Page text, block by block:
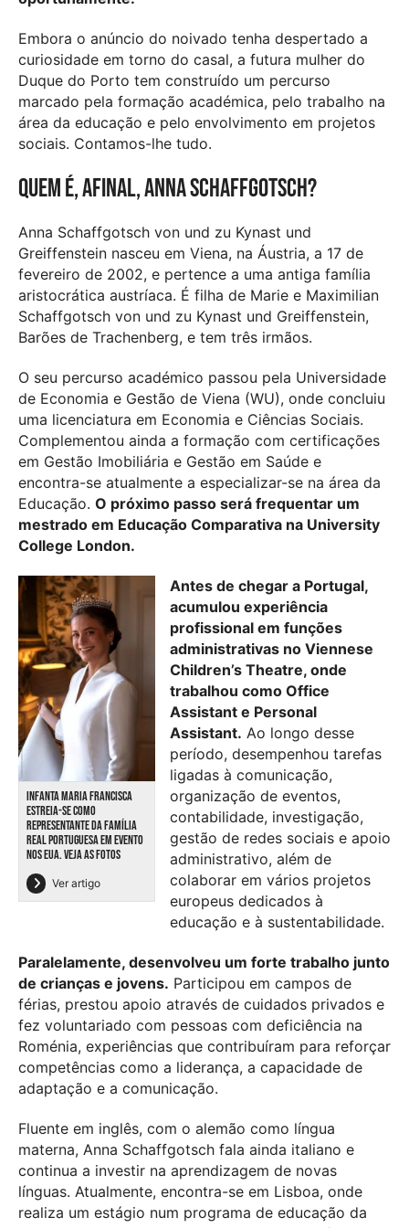
Embora o anúncio do noivado tenha despertado a
curiosidade em torno do casal, a futura mulher do
Duque do Porto tem construído um percurso
marcado pela formação académica, pelo trabalho na
área da educação e pelo envolvimento em projetos
sociais. Contamos-lhe tudo.
Quem é, afinal, Anna Schaffgotsch?
Anna Schaffgotsch von und zu Kynast und
Greiffenstein nasceu em Viena, na Áustria, a 17 de
fevereiro de 2002, e pertence a uma antiga família
aristocrática austríaca. É filha de Marie e Maximilian
Schaffgotsch von und zu Kynast und Greiffenstein,
Barões de Trachenberg, e tem três irmãos.
O seu percurso académico passou pela Universidade
de Economia e Gestão de Viena (WU), onde concluiu
uma licenciatura em Economia e Ciências Sociais.
Complementou ainda a formação com certificações
em Gestão Imobiliária e Gestão em Saúde e
encontra-se atualmente a especializar-se na área da
Educação. O próximo passo será frequentar um
mestrado em Educação Comparativa na University
College London.
INFANTA MARIA FRANCISCA
ESTREIA-SE COMO
REPRESENTANTE DA FAMÍLIA
REAL PORTUGUESA EM EVENTO
NOS EUA. VEJA AS FOTOS
Ver artigo
Antes de chegar a Portugal,
acumulou experiência
profissional em funções
administrativas no Viennese
Children’s Theatre, onde
trabalhou como Office
Assistant e Personal
Assistant. Ao longo desse
período, desempenhou tarefas
ligadas à comunicação,
organização de eventos,
contabilidade, investigação,
gestão de redes sociais e apoio
administrativo, além de
colaborar em vários projetos
europeus dedicados à
educação e à sustentabilidade.
Paralelamente, desenvolveu um forte trabalho junto
de crianças e jovens. Participou em campos de
férias, prestou apoio através de cuidados privados e
fez voluntariado com pessoas com deficiência na
Roménia, experiências que contribuíram para reforçar
competências como a liderança, a capacidade de
adaptação e a comunicação.
Fluente em inglês, com o alemão como língua
materna, Anna Schaffgotsch fala ainda italiano e
continua a investir na aprendizagem de novas
línguas. Atualmente, encontra-se em Lisboa, onde
realiza um estágio num programa de educação da